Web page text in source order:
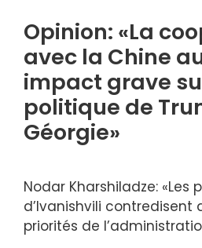
Opinion: «La
avec la Chine
impact grave
politique de
Géorgie»
Nodar Kharshiladze: «Les
d’Ivanishvili contredisent
priorités de